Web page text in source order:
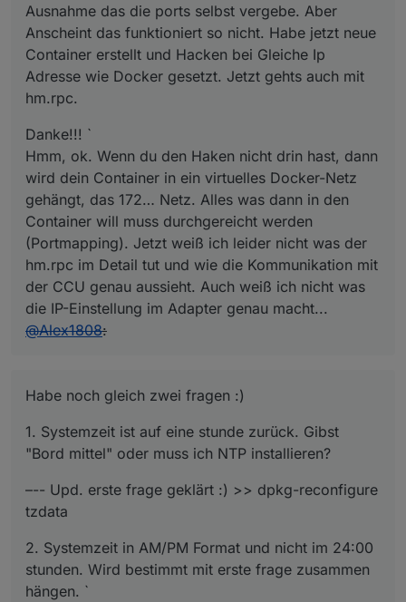
Ausnahme das die ports selbst vergebe. Aber
Anscheint das funktioniert so nicht. Habe jetzt neue
Container erstellt und Hacken bei Gleiche Ip
Adresse wie Docker gesetzt. Jetzt gehts auch mit
hm.rpc.
Danke!!! `
Hmm, ok. Wenn du den Haken nicht drin hast, dann
wird dein Container in ein virtuelles Docker-Netz
gehängt, das 172… Netz. Alles was dann in den
Container will muss durchgereicht werden
(Portmapping). Jetzt weiß ich leider nicht was der
hm.rpc im Detail tut und wie die Kommunikation mit
der CCU genau aussieht. Auch weiß ich nicht was
die IP-Einstellung im Adapter genau macht...
@Alex1808:
Habe noch gleich zwei fragen :)
1. Systemzeit ist auf eine stunde zurück. Gibst
"Bord mittel" oder muss ich NTP installieren?
–-- Upd. erste frage geklärt :) >> dpkg-reconfigure
tzdata
2. Systemzeit in AM/PM Format und nicht im 24:00
stunden. Wird bestimmt mit erste frage zusammen
hängen. `